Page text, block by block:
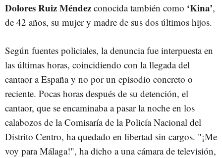
Dolores Ruiz Méndez conocida también como ‘Kina’,
de 42 años, su mujer y madre de sus dos últimos hijos.
Según fuentes policiales, la denuncia fue interpuesta en
las últimas horas, coincidiendo con la llegada del
cantaor a España y no por un episodio concreto o
reciente. Pocas horas después de su detención, el
cantaor, que se encaminaba a pasar la noche en los
calabozos de la Comisaría de la Policía Nacional del
Distrito Centro, ha quedado en libertad sin cargos. "¡Me
voy para Málaga!", ha dicho a una cámara de televisión,